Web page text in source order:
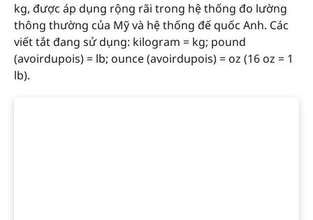
kg, được áp dụng rộng rãi trong hệ thống đo lường
thông thường của Mỹ và hệ thống đế quốc Anh. Các
viết tắt đang sử dụng: kilogram = kg; pound
(avoirdupois) = lb; ounce (avoirdupois) = oz (16 oz = 1
lb).